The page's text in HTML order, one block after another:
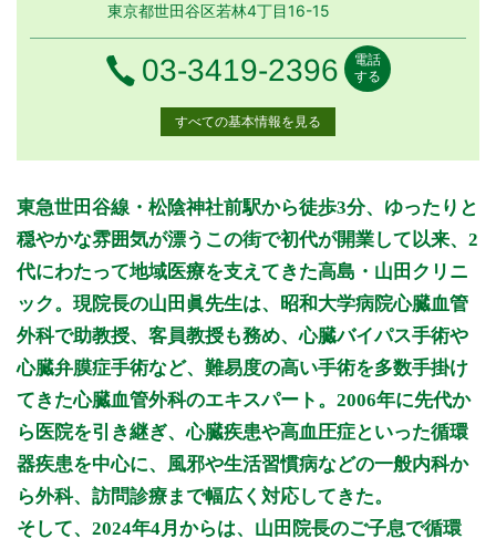
東京都世田谷区若林4丁目16-15
電話番号
03-3419-2396
電話
する
すべての基本情報を見る
診療時間 月月曜日
火火曜日
水 水曜日
木 木曜日金曜日 土曜日日曜日
祝
8:00～11:30
●
8:00～12:30
● ● ● ●
●
15:00～18:30
● ● ● ●
休診日：日、祝
備考：【往診・訪問診療】
(水・土)午後
(月・火・木・金)13:00～15:00
※診療時間や臨時休診・診療内容等について、事前に必ず医療
機関ホームページ、またはお電話にてご確認ください。
>>病院なびで医療機関の詳細を見る
東急世田谷線・松陰神社前駅から徒歩3分、ゆったりと
穏やかな雰囲気が漂うこの街で初代が開業して以来、2
代にわたって地域医療を支えてきた高島・山田クリニ
ック。現院長の山田眞先生は、昭和大学病院心臓血管
外科で助教授、客員教授も務め、心臓バイパス手術や
心臓弁膜症手術など、難易度の高い手術を多数手掛け
てきた心臓血管外科のエキスパート。2006年に先代か
ら医院を引き継ぎ、心臓疾患や高血圧症といった循環
器疾患を中心に、風邪や生活習慣病などの一般内科か
ら外科、訪問診療まで幅広く対応してきた。
そして、2024年4月からは、山田院長のご子息で循環